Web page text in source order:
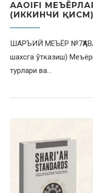
AAOIFI
(ИККИНЧИ ҚИСМ)
ШАРЪИЙ МЕЪЁР
шахсга ўтказиш)
турлари ва…